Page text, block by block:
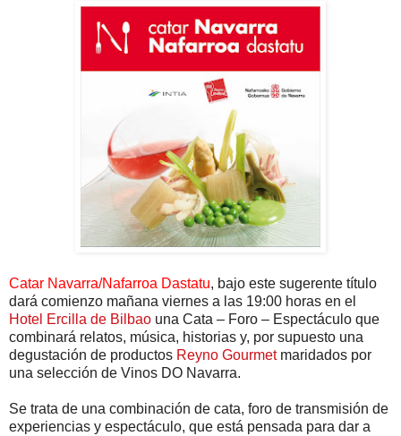
Catar Navarra/Nafarroa Dastatu, bajo este sugerente título
dará comienzo mañana viernes a las 19:00 horas en el
Hotel Ercilla de Bilbao una Cata – Foro – Espectáculo que
combinará relatos, música, historias y, por supuesto una
degustación de productos Reyno Gourmetmaridados por
una selección de Vinos DO Navarra.
Se trata de una combinación de cata, foro de transmisión de
experiencias y espectáculo, que está pensada para dar a